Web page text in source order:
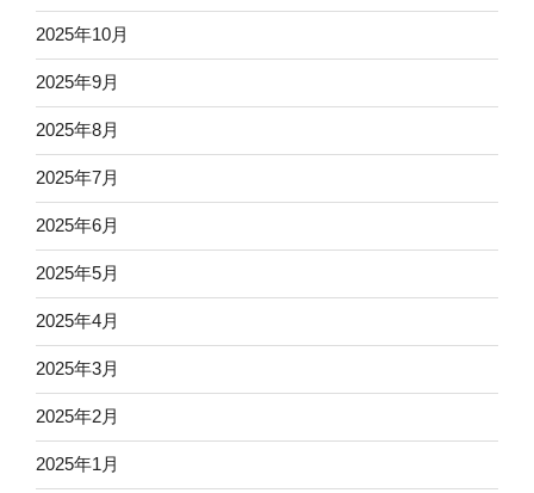
2025年10月
2025年9月
2025年8月
2025年7月
2025年6月
2025年5月
2025年4月
2025年3月
2025年2月
2025年1月